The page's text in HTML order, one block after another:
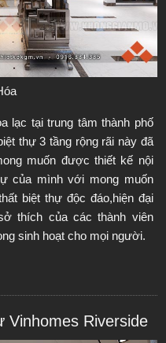
lạc tại trung tâm thành phố
thự 3 tầng rộng rãi này đã
muốn được thiết kế nội
của mình với mong muốn
biệt thự độc đáo,hiện đại
thích của các thành viên
sinh hoạt cho mọi người.
Vinhomes Riverside